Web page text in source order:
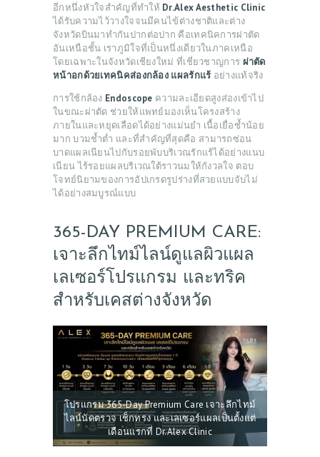
อีกหนึ่งหัวใจสำคัญที่ทำให้ Dr.Alex Aesthetic Clinic
ได้รับความไว้วางใจจนมีคนไข้ต่างชาติและต่าง
จังหวัดบินมาทำกันปากต่อปาก คือเทคนิคการผ่าตัด
อันเหนือชั้น เราภูมิใจที่เป็นหนึ่งเดียวในภาคเหนือ
โดยเฉพาะในจังหวัดเชียงใหม่ ที่เชี่ยวชาญการ ผ่าตัด
หน้าอกด้วยเทคนิคส่องกล้อง แผลรักแร้ อย่างแท้จริง
การใช้กล้อง Endoscope ความละเอียดสูงส่องเข้าไป
ในขณะผ่าตัด ช่วยให้แพทย์มองเห็นโครงสร้าง
ภายในและหยุดเลือดได้อย่างแม่นยำ เนื้อเยื่อช้ำน้อย
มาก บวมช้ำต่ำ และที่สำคัญที่สุดคือ สามารถซ่อน
บาดแผลเนียนไปกับรอยพับบริเวณรักแร้ได้อย่างแนบ
เนียน ไร้รอยแผลบริเวณใต้ราวนมให้กังวลใจ ตอบ
โจทย์นิยามของการอัปเกรดรูปร่างที่สวยแบบจับไม่
ได้อย่างสมบูรณ์แบบ
365-DAY PREMIUM CARE:
เจาะลึกไทม์ไลน์ดูแลผิวแผล
เลเซอร์โปรแกรม และทริค
สำหรับเคสต่างจังหวัด
โปรแกรม 365-Day Premium Care เจาะลึกไทม์
ไลน์นัดตรวจ เช็กทรง และเลเซอร์แผลเป็นตั้งแต่
เดือนแรกที่ Dr.Alex Clinic